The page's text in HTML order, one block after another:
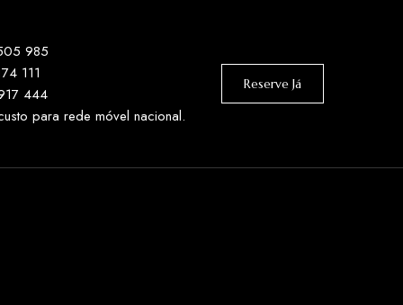
985
111
444
para rede móvel nacional.
Reserve Já